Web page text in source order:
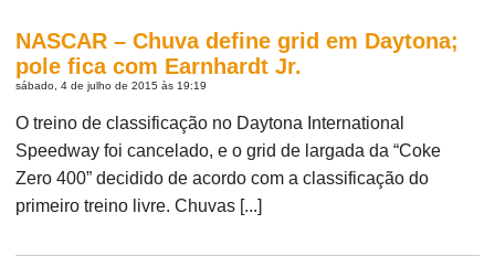
NASCAR – Chuva define grid em Daytona;
pole fica com Earnhardt Jr.
sábado, 4 de julho de 2015 às 19:19
O treino de classificação no Daytona International
Speedway foi cancelado, e o grid de largada da “Coke
Zero 400” decidido de acordo com a classificação do
primeiro treino livre. Chuvas [...]